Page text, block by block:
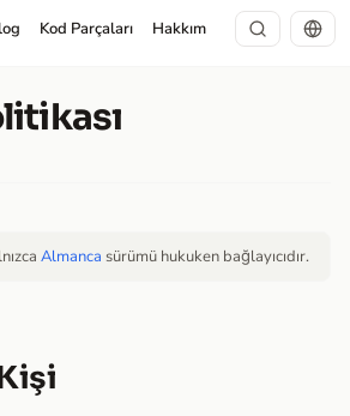
Kod Parçaları Hakkım
Almanca sürümü hukuken bağlayıcıdır.